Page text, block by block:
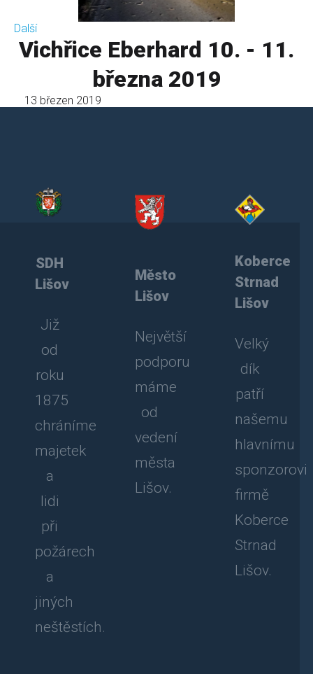
Další
Vichřice Eberhard 10. - 11.
března 2019
13 březen 2019
SDH
Lišov
Již
od
roku
1875
chráníme
majetek
a
lidi
při
požárech
a
jiných
neštěstích.
Město
Lišov
Největší
podporu
máme
od
vedení
města
Lišov.
Koberce
Strnad
Lišov
Velký
dík
patří
našemu
hlavnímu
sponzorovi
firmě
Koberce
Strnad
Lišov.